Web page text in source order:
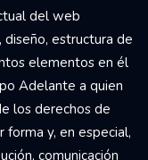
del web
estructura de
elementos en él
Adelante a quien
los derechos de
y, en especial,
comunicación